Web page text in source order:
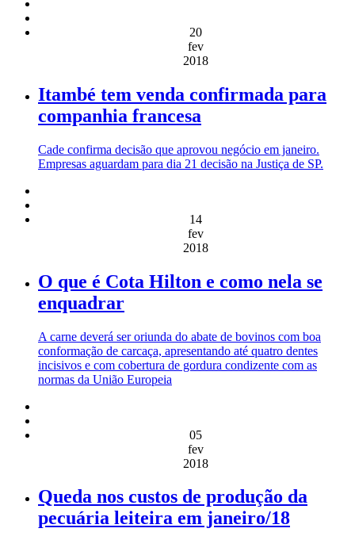
20
fev
2018
Itambé tem venda confirmada para
companhia francesa
Cade confirma decisão que aprovou negócio em janeiro.
Empresas aguardam para dia 21 decisão na Justiça de SP.
14
fev
2018
O que é Cota Hilton e como nela se
enquadrar
A carne deverá ser oriunda do abate de bovinos com boa
conformação de carcaça, apresentando até quatro dentes
incisivos e com cobertura de gordura condizente com as
normas da União Europeia
05
fev
2018
Queda nos custos de produção da
pecuária leiteira em janeiro/18